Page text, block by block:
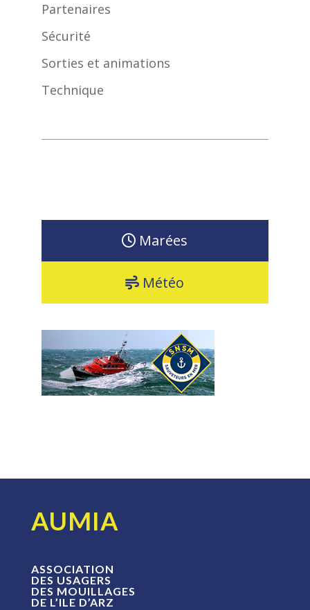
Partenaires
Sécurité
Sorties et animations
Technique
Marées
Météo
AUMIA
ASSOCIATION
DES USAGERS
DES MOUILLAGES
DE L’ILE D’ARZ